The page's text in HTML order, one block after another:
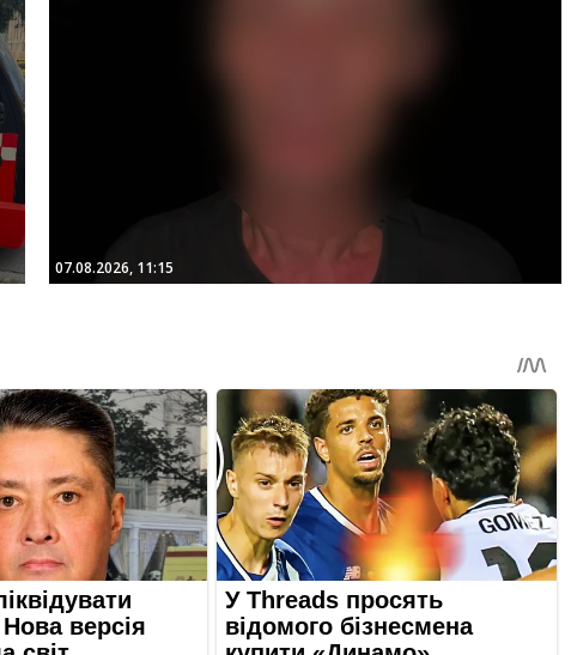
07.08.2026, 11:15